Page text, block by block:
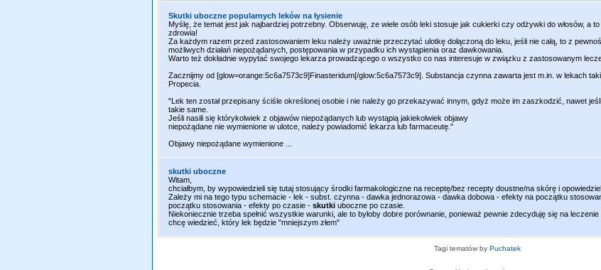
Skutki uboczne popularnych leków na łysienie
Myślę, że temat jest jak najbardziej potrzebny. Obserwuję, ze wiele osób leki stosuje jak cukierki czy odżywki do włosów, a
zdrowia!
Za każdym razem przed zastosowaniem leku należy uważnie przeczytać ulotkę dołączoną do leku, jeśli nie całą, to z
możliwych działań niepożądanych, postępowania w przypadku ich wystąpienia oraz dawkowania.
Warto też dokładnie wypytać swojego lekarza prowadzącego o wszystko co nas interesuje w związku z zastosowanym
Zacznijmy od [glow=orange:5c6a7573c9]Finasteridum[/glow:5c6a7573c9]. Substancja czynna zawarta jest m.in. w lekach
Propecia.
"Lek ten został przepisany ściśle określonej osobie i nie należy go przekazywać innym, gdyż może im zaszkodzić, nawet
takie same.
Jeśli nasili się którykolwiek z objawów niepożądanych lub wystąpią jakiekolwiek objawy
niepożądane nie wymienione w ulotce, należy powiadomić lekarza lub farmaceutę."
Objawy niepożądane wymienione ...
skutki uboczne
Witam,
chciałbym, by wypowiedzieli się tutaj stosujący środki farmakologiczne na receptę/bez recepty doustne/na skórę i
Zależy mi na tego typu schemacie - lek - subst. czynna - dawka jednorazowa - dawka dobowa - efekty na początku
początku stosowania - efekty po czasie - skutki uboczne po czasie.
Niekoniecznie trzeba spełnić wszystkie warunki, ale to byłoby dobre porównanie, ponieważ pewnie zdecyduję się na
chcę wiedzieć, który lek będzie "mniejszym złem"
Tagi tematów by Puchatek